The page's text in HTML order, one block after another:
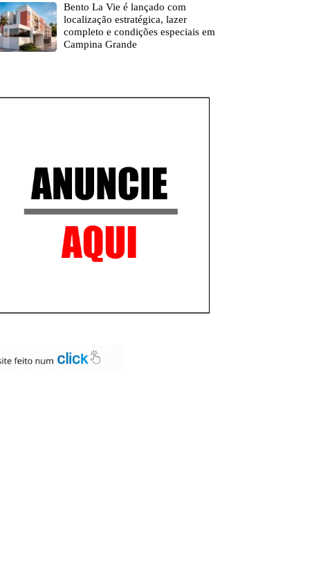
Bento La Vie é lançado com
localização estratégica, lazer
completo e condições especiais em
Campina Grande